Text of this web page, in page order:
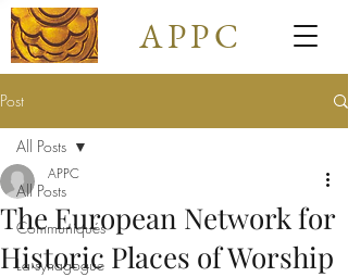
APPC
Post
All Posts
Communiqués
La synagogue
All Posts
The European Network for
Historic Places of Worship
APPC